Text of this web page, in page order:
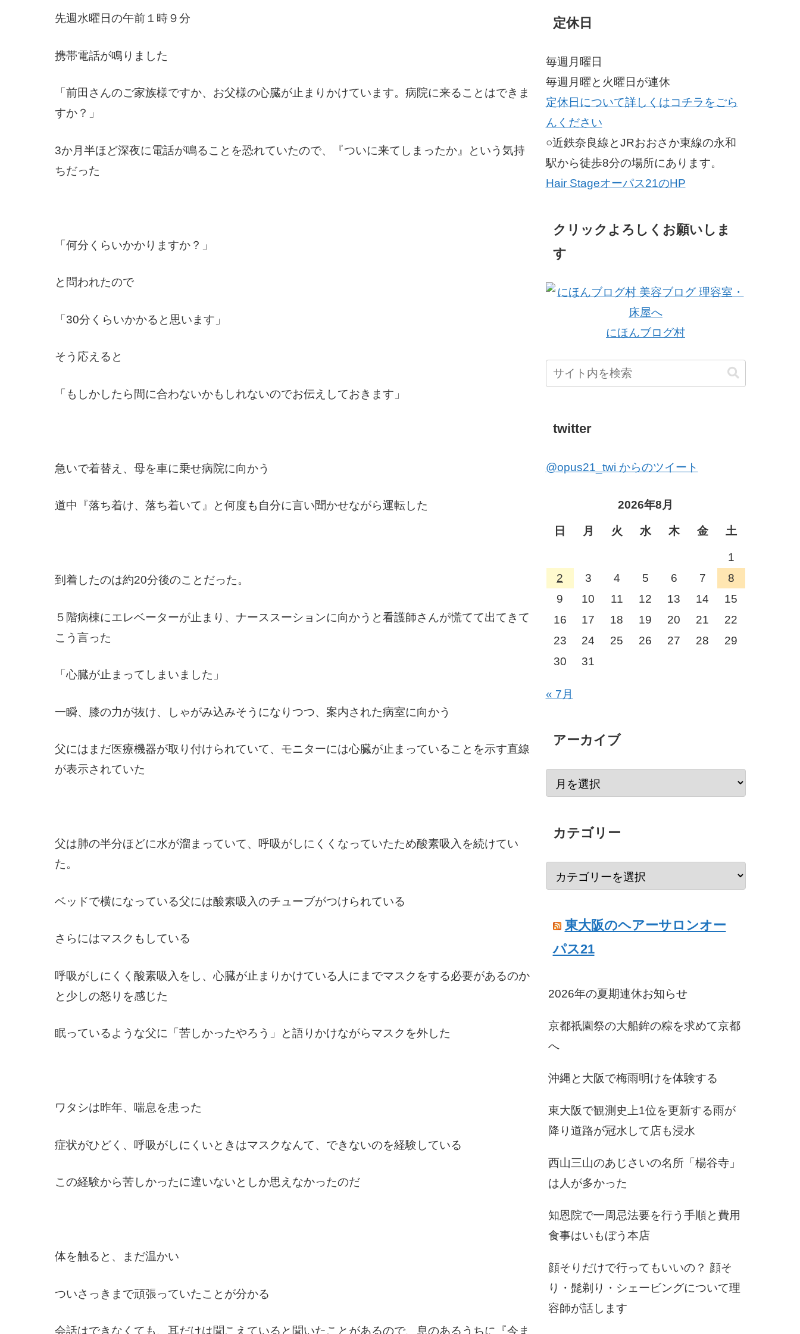
先週水曜日の午前１時９分
携帯電話が鳴りました
「前田さんのご家族様ですか、お父様の心臓が止まりかけています。病院に来ることはできま
すか？」
3か月半ほど深夜に電話が鳴ることを恐れていたので、『ついに来てしまったか』という気持
ちだった
「何分くらいかかりますか？」
と問われたので
「30分くらいかかると思います」
そう応えると
「もしかしたら間に合わないかもしれないのでお伝えしておきます」
急いで着替え、母を車に乗せ病院に向かう
道中『落ち着け、落ち着いて』と何度も自分に言い聞かせながら運転した
到着したのは約20分後のことだった。
５階病棟にエレベーターが止まり、ナーススーションに向かうと看護師さんが慌てて出てきて
こう言った
「心臓が止まってしまいました」
一瞬、膝の力が抜け、しゃがみ込みそうになりつつ、案内された病室に向かう
父にはまだ医療機器が取り付けられていて、モニターには心臓が止まっていることを示す直線
が表示されていた
父は肺の半分ほどに水が溜まっていて、呼吸がしにくくなっていたため酸素吸入を続けてい
た。
ベッドで横になっている父には酸素吸入のチューブがつけられている
さらにはマスクもしている
呼吸がしにくく酸素吸入をし、心臓が止まりかけている人にまでマスクをする必要があるのか
と少しの怒りを感じた
眠っているような父に「苦しかったやろう」と語りかけながらマスクを外した
ワタシは昨年、喘息を患った
症状がひどく、呼吸がしにくいときはマスクなんて、できないのを経験している
この経験から苦しかったに違いないとしか思えなかったのだ
体を触ると、まだ温かい
ついさっきまで頑張っていたことが分かる
会話はできなくても、耳だけは聞こえていると聞いたことがあるので、息のあるうちに『今ま
定休日
毎週月曜日
毎週月曜と火曜日が連休
定休日について詳しくはコチラをごら
んください
○近鉄奈良線とJRおおさか東線の永和
駅から徒歩8分の場所にあります。
Hair Stageオーパス21のHP
クリックよろしくお願いしま
す
にほんブログ村
twitter
@opus21_twi からのツイート
2026年8月
日 月 火 水 木 金 土
1
2
3 4 5 6 7
8
9
10 11 12 13 14
15
16
17 18 19 20 21
22
23
24 25 26 27 28
29
30
31
« 7月
アーカイブ
カテゴリー
東大阪のヘアーサロンオー
パス21
2026年の夏期連休お知らせ
京都祇園祭の大船鉾の粽を求めて京都
へ
沖縄と大阪で梅雨明けを体験する
東大阪で観測史上1位を更新する雨が
降り道路が冠水して店も浸水
西山三山のあじさいの名所「楊谷寺」
は人が多かった
知恩院で一周忌法要を行う手順と費用
食事はいもぼう本店
顔そりだけで行ってもいいの？ 顔そ
り・髭剃り・シェービングについて理
容師が話します